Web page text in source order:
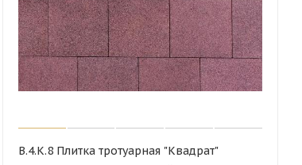
В.4.К.8 Плитка тротуарная "Квадрат"